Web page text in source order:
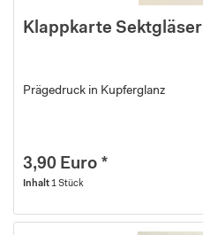
Klappkarte Sektgläser
Prägedruck in Kupferglanz
3,90 Euro *
Inhalt 1 Stück